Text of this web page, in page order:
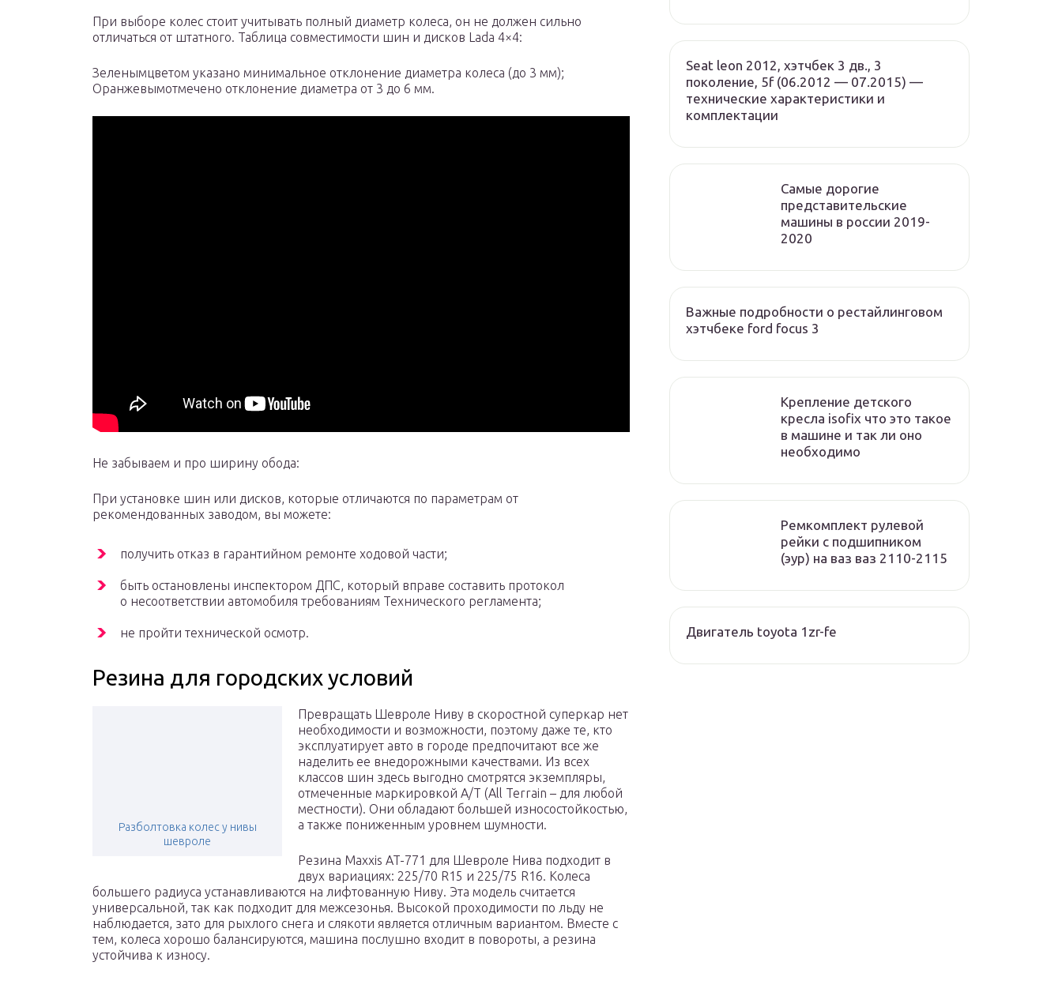
При выборе колес стоит учитывать полный диаметр колеса, он не должен сильно
отличаться от штатного. Таблица совместимости шин и дисков Lada 4×4:
Зеленымцветом указано минимальное отклонение диаметра колеса (до 3 мм);
Оранжевымотмечено отклонение диаметра от 3 до 6 мм.
Не забываем и про ширину обода:
При установке шин или дисков, которые отличаются по параметрам от
рекомендованных заводом, вы можете:
получить отказ в гарантийном ремонте ходовой части;
быть остановлены инспектором ДПС, который вправе составить протокол
о несоответствии автомобиля требованиям Технического регламента;
не пройти технической осмотр.
Резина для городских условий
Разболтовка колес у нивы
шевроле
Превращать Шевроле Ниву в скоростной суперкар нет
необходимости и возможности, поэтому даже те, кто
эксплуатирует авто в городе предпочитают все же
наделить ее внедорожными качествами. Из всех
классов шин здесь выгодно смотрятся экземпляры,
отмеченные маркировкой A/T (All Terrain – для любой
местности). Они обладают большей износостойкостью,
а также пониженным уровнем шумности.
Резина Maxxis AT-771 для Шевроле Нива подходит в
двух вариациях: 225/70 R15 и 225/75 R16. Колеса
большего радиуса устанавливаются на лифтованную Ниву. Эта модель считается
универсальной, так как подходит для межсезонья. Высокой проходимости по льду не
наблюдается, зато для рыхлого снега и слякоти является отличным вариантом. Вместе с
тем, колеса хорошо балансируются, машина послушно входит в повороты, а резина
устойчива к износу.
Seat leon 2012, хэтчбек 3 дв., 3
поколение, 5f (06.2012 — 07.2015) —
технические характеристики и
комплектации
Cамые дорогие
представительские
машины в россии 2019-
2020
Важные подробности о рестайлинговом
хэтчбеке ford focus 3
Крепление детского
кресла isofix что это такое
в машине и так ли оно
необходимо
Ремкомплект рулевой
рейки с подшипником
(эур) на ваз ваз 2110-2115
Двигатель toyota 1zr-fe